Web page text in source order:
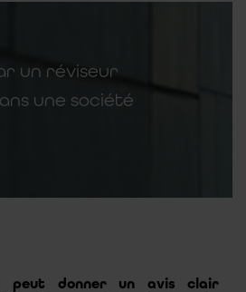
un réviseur
une société
peut donner un avis clair